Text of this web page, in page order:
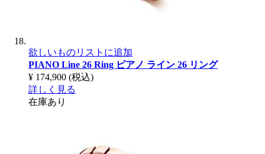
欲しいものリストに追加
PIANO Line 26 Ring ピアノ ライン 26 リング
¥ 174,900 (税込)
詳しく見る
在庫あり